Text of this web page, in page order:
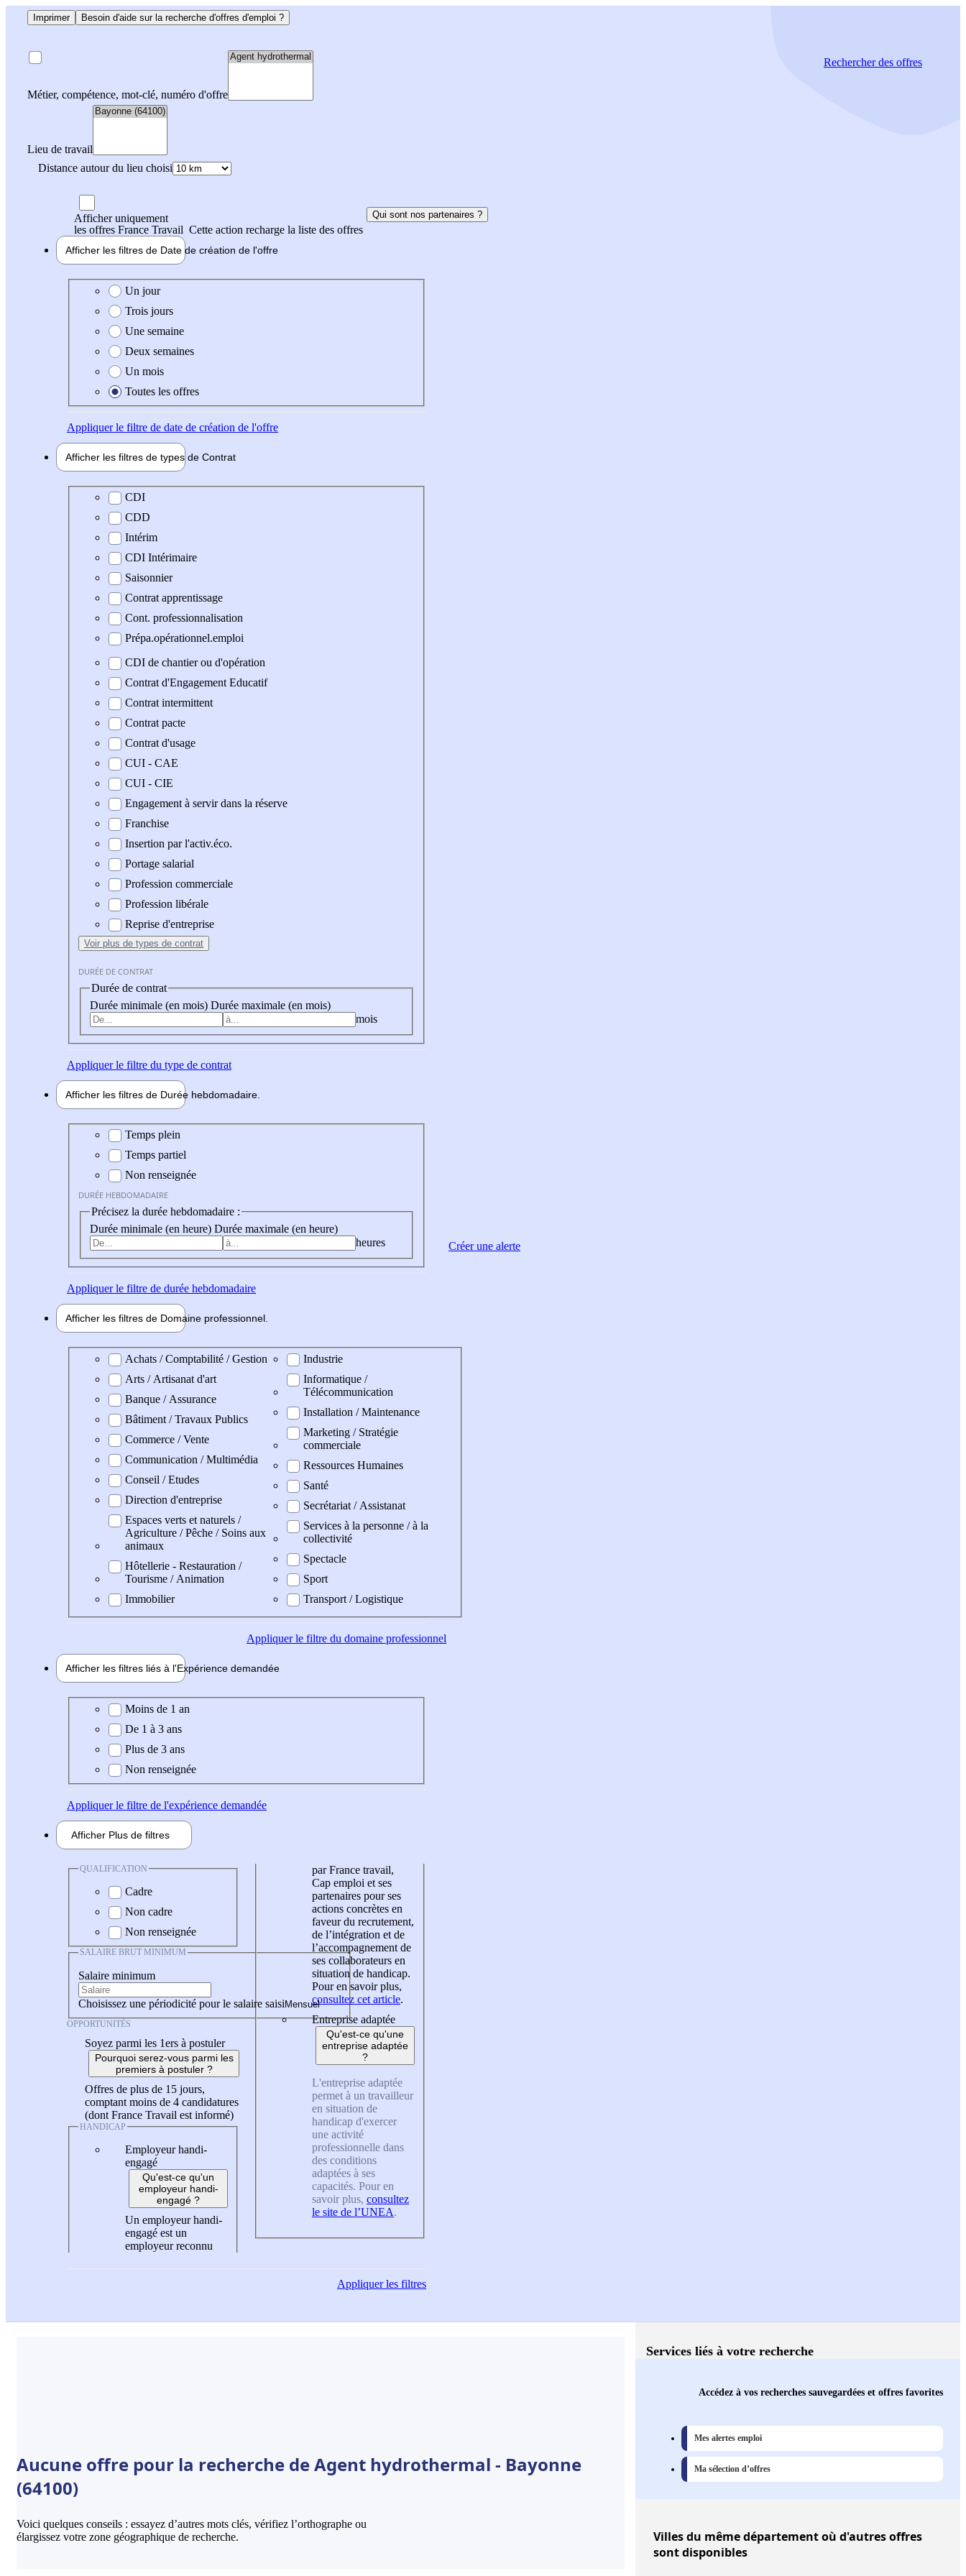
Imprimer Besoin d'aide sur la recherche d'offres d'emploi ?
Métier, compétence, mot-clé, numéro d'offre
Lieu de travail
Distance autour du lieu choisi
Rechercherdes offres
Afficher uniquement
les offres France Travail Cette action recharge la liste des offres
Qui sont nos partenaires ?
Afficher les filtres de Date de création de l'offre
Date de création de l'offre
Un jour
Trois jours
Une semaine
Deux semaines
Un mois
Toutes les offres
Appliquerle filtre de date de création de l'offre
Afficher les filtres de types de Contrat
Type de contrat
CDI
CDD
Intérim
CDI Intérimaire
Saisonnier
Contrat apprentissage
Cont. professionnalisation
Prépa.opérationnel.emploi
CDI de chantier ou d'opération
Contrat d'Engagement Educatif
Contrat intermittent
Contrat pacte
Contrat d'usage
CUI - CAE
CUI - CIE
Engagement à servir dans la réserve
Franchise
Insertion par l'activ.éco.
Portage salarial
Profession commerciale
Profession libérale
Reprise d'entreprise
Voir plus de types de contrat
DURÉE DE CONTRAT
Durée de contrat
Durée minimale (en mois) Durée maximale (en mois)
mois
Appliquerle filtre du type de contrat
Afficher les filtres de Durée hebdomadaire
Durée hebdomadaire
Temps plein
Temps partiel
Non renseignée
DURÉE HEBDOMADAIRE
Précisez la durée hebdomadaire :
Durée minimale (en heure) Durée maximale (en heure)
heures
Appliquerle filtre de durée hebdomadaire
Afficher les filtres de Domaine professionnel
Domaine professionel
Achats / Comptabilité / Gestion
Arts / Artisanat d'art
Banque / Assurance
Bâtiment / Travaux Publics
Commerce / Vente
Communication / Multimédia
Conseil / Etudes
Direction d'entreprise
Espaces verts et naturels /
Agriculture / Pêche / Soins aux
animaux
Hôtellerie - Restauration /
Tourisme / Animation
Immobilier
Industrie
Informatique /
Télécommunication
Installation / Maintenance
Marketing / Stratégie
commerciale
Ressources Humaines
Santé
Secrétariat / Assistanat
Services à la personne / à la
collectivité
Spectacle
Sport
Transport / Logistique
Appliquerle filtre du domaine professionnel
Afficher les filtres liés à l'Expérience demandée
Expérience demandée
Moins de 1 an
De 1 à 3 ans
Plus de 3 ans
Non renseignée
Appliquerle filtre de l'expérience demandée
Afficher Plus de filtres
QUALIFICATION
Cadre
Non cadre
Non renseignée
SALAIRE BRUT MINIMUM
Salaire minimum
Choisissez une périodicité pour le salaire saisi
OPPORTUNITÉS
Soyez parmi les 1ers à postuler
Pourquoi serez-vous parmi les
premiers à postuler ?
Offres de plus de 15 jours,
comptant moins de 4 candidatures
(dont France Travail est informé)
HANDICAP
Employeur handi-
engagé
Qu'est-ce qu'un
employeur handi-
engagé ?
Un employeur handi-
engagé est un
employeur reconnu
par France travail,
Cap emploi et ses
partenaires pour ses
actions concrètes en
faveur du recrutement,
de l’intégration et de
l’accompagnement de
ses collaborateurs en
situation de handicap.
Pour en savoir plus,
consultez cet article.
Entreprise adaptée
Qu'est-ce qu'une
entreprise adaptée
?
L'entreprise adaptée
permet à un travailleur
en situation de
handicap d'exercer
une activité
professionnelle dans
des conditions
adaptées à ses
capacités. Pour en
savoir plus, consultez
le site de l’UNEA.
Appliquerles filtres
Créer une alerte
Aucune offre pour la recherche de Agent hydrothermal - Bayonne
(64100)
Voici quelques conseils : essayez d’autres mots clés, vérifiez l’orthographe ou
élargissez votre zone géographique de recherche.
Services liés à votre recherche
Accédez à vos recherches sauvegardées et offres favorites
Mes alertes emploi
Ma sélection d’offres
Villesdu même département où d'autres offres
sont disponibles